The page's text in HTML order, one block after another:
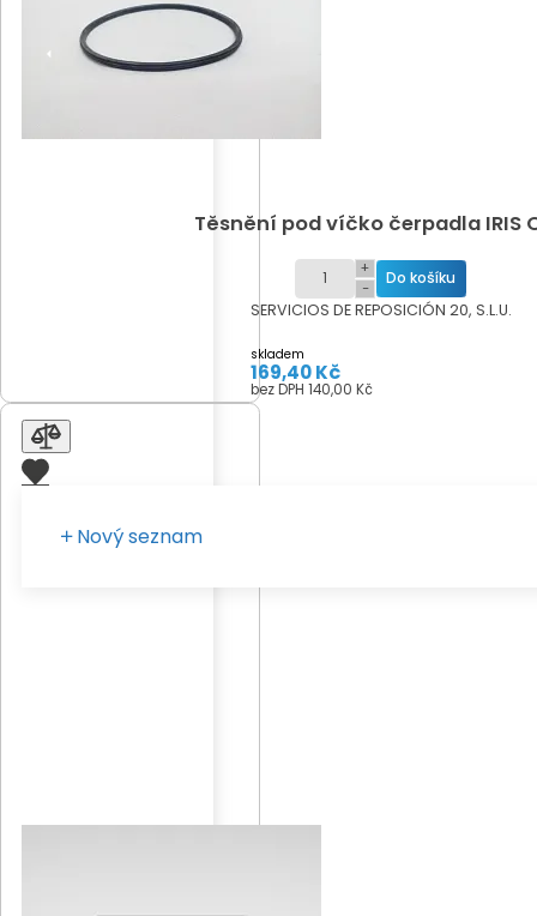
Těsnění pod víčko čerpadla IRIS
+
−
SERVICIOS DE REPOSICIÓN 20, S.L.U.
skladem
169,40 Kč
bez DPH 140,00 Kč
Nový seznam
Zadejte vaše pojmenování seznamu